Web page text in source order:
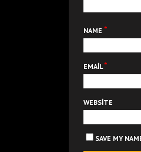
NAME *
EMAIL*
WEBSITE
SAVE MY